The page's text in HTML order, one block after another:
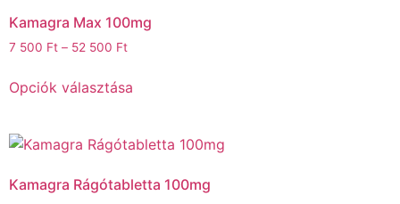
Kamagra Max 100mg
7 500 Ft – 52 500 Ft
Opciók választása
Kamagra Rágótabletta 100mg